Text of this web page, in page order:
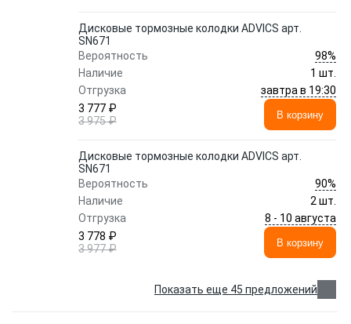
Дисковые тормозные колодки ADVICS арт.
SN671
Вероятность
98%
Наличие
1 шт.
Отгрузка
завтра в 19:30
3 777 ₽
3 975 ₽
В корзину
Дисковые тормозные колодки ADVICS арт.
SN671
Вероятность
90%
Наличие
2 шт.
Отгрузка
8 - 10 августа
3 778 ₽
3 977 ₽
В корзину
Показать еще 45 предложений